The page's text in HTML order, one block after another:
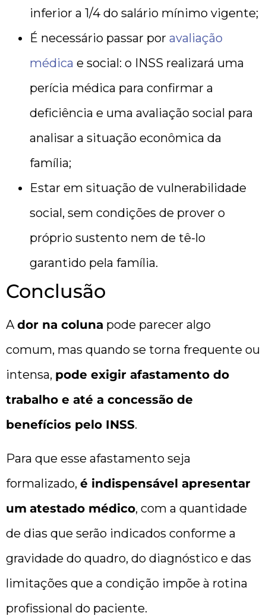
inferior a 1/4 do salário mínimo vigente;
É necessário passar por avaliação
médica e social: o INSS realizará uma
perícia médica para confirmar a
deficiência e uma avaliação social para
analisar a situação econômica da
família;
Estar em situação de vulnerabilidade
social, sem condições de prover o
próprio sustento nem de tê-lo
garantido pela família.
Conclusão
Ador na coluna pode parecer algo
comum, mas quando se torna frequente ou
intensa, pode exigir afastamento do
trabalho e até a concessão de
benefícios pelo INSS.
Para que esse afastamento seja
formalizado, é indispensável apresentar
um atestado médico, com a quantidade
de dias que serão indicados conforme a
gravidade do quadro, do diagnóstico e das
limitações que a condição impõe à rotina
profissional do paciente.